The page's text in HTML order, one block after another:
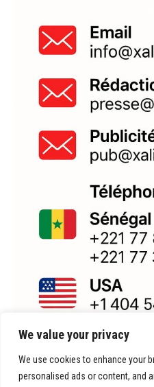
We value your privacy
We use cookies to enhance your
personalised ads or content, and